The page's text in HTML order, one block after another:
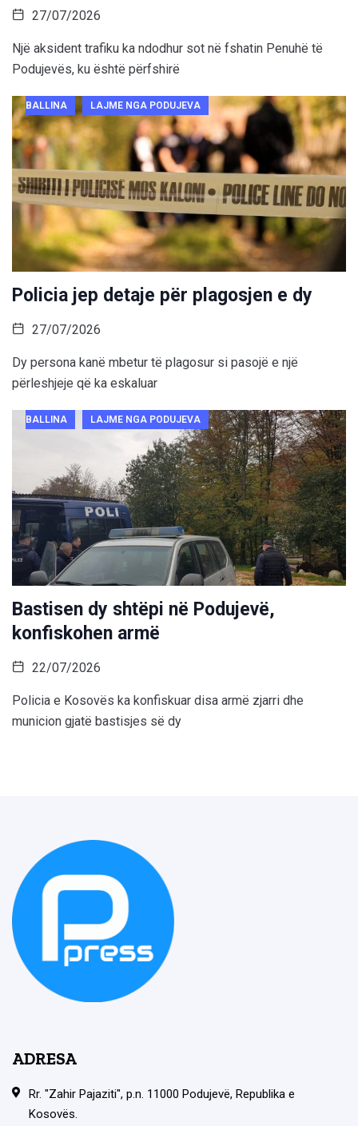
27/07/2026
Një aksident trafiku ka ndodhur sot në fshatin Penuhë të
Podujevës, ku është përfshirë
BALLINA LAJME NGA PODUJEVA
Policia jep detaje për plagosjen e dy
27/07/2026
Dy persona kanë mbetur të plagosur si pasojë e një
përleshjeje që ka eskaluar
BALLINA LAJME NGA PODUJEVA
Bastisen dy shtëpi në Podujevë,
konfiskohen armë
22/07/2026
Policia e Kosovës ka konfiskuar disa armë zjarri dhe
municion gjatë bastisjes së dy
ADRESA
Rr. "Zahir Pajaziti", p.n. 11000 Podujevë, Republika e
Kosovës.